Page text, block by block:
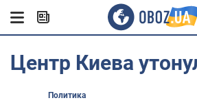
Центр Киева
Политика